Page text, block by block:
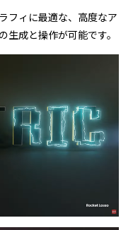
フィに最適な、高度なア
成と操作が可能です。